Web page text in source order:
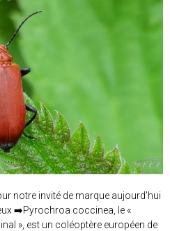
notre invité de marque aujourd'hui
➡️Pyrochroa coccinea, le «
», est un coléoptère européen de